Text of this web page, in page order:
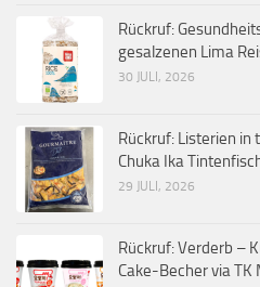
Rückruf:
gesalzenen Lima
30 JULI, 2026
Rückruf: Listerien
Chuka Ika
29 JULI, 2026
Rückruf: Verderb –
Cake-Becher via TK